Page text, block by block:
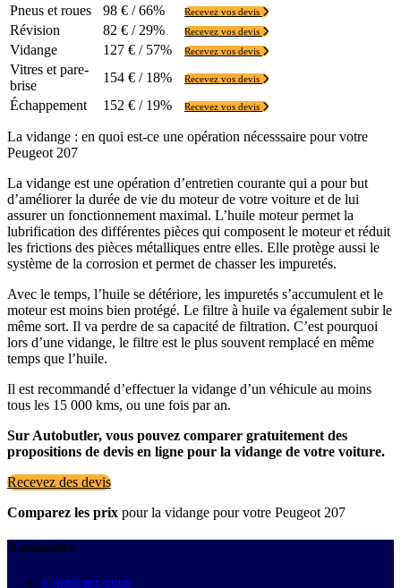
Pneus et roues 98 € / 66% Recevez vos devis
Révision 82 € / 29% Recevez vos devis
Vidange 127 € / 57% Recevez vos devis
Vitres et pare-
brise
154 € / 18% Recevez vos devis
Échappement 152 € / 19% Recevez vos devis
La vidange : en quoi est-ce une opération nécesssaire pour votre
Peugeot 207
La vidange est une opération d’entretien courante qui a pour but
d’améliorer la durée de vie du moteur de votre voiture et de lui
assurer un fonctionnement maximal. L’huile moteur permet la
lubrification des différentes pièces qui composent le moteur et réduit
les frictions des pièces métalliques entre elles. Elle protège aussi le
système de la corrosion et permet de chasser les impuretés.
Avec le temps, l’huile se détériore, les impuretés s’accumulent et le
moteur est moins bien protégé. Le filtre à huile va également subir le
même sort. Il va perdre de sa capacité de filtration. C’est pourquoi
lors d’une vidange, le filtre est le plus souvent remplacé en même
temps que l’huile.
Il est recommandé d’effectuer la vidange d’un véhicule au moins
tous les 15 000 kms, ou une fois par an.
Sur Autobutler, vous pouvez comparer gratuitement des
propositions de devis en ligne pour la vidange de votre voiture.
Recevez des devis
Comparez les prix pour la vidange pour votre Peugeot 207
Autobutler
Contactez-nous